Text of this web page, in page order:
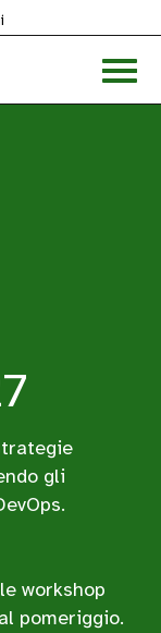
Accedi
menu
gli
workshop
pomeriggio.